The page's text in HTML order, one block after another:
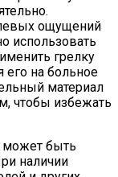
ощущений
использовать
грелку
его на больное
материал
чтобы избежать
может быть
наличии